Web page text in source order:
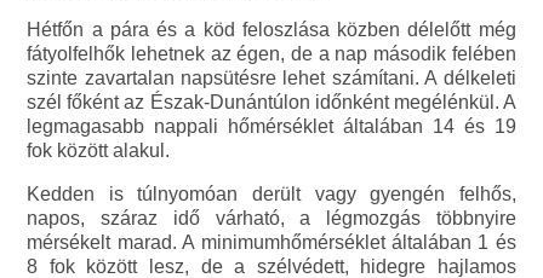
Hétfőn a pára és a köd feloszlása közben délelőtt még
fátyolfelhők lehetnek az égen, de a nap második felében
szinte zavartalan napsütésre lehet számítani. A délkeleti
szél főként az Észak-Dunántúlon időnként megélénkül. A
legmagasabb nappali hőmérséklet általában 14 és 19
fok között alakul.
Kedden is túlnyomóan derült vagy gyengén felhős,
napos, száraz idő várható, a légmozgás többnyire
mérsékelt marad. A minimumhőmérséklet általában 1 és
8 fok között lesz, de a szélvédett, hidegre hajlamos